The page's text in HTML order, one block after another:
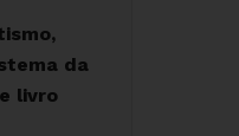
da
livro